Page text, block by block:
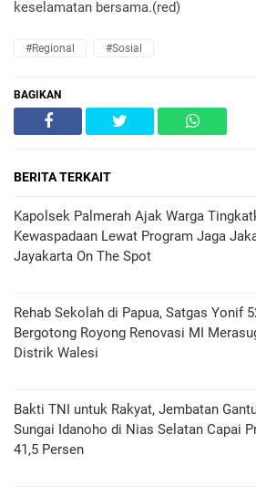
keselamatan bersama.(red)
#Regional #Sosial
BAGIKAN
BERITA TERKAIT
Kapolsek Palmerah Ajak Warga
Kewaspadaan Lewat Program Jaga
Jayakarta On The Spot
Rehab Sekolah di Papua, Satgas Yonif
Bergotong Royong Renovasi MI
Distrik Walesi
Bakti TNI untuk Rakyat, Jembatan
Sungai Idanoho di Nias Selatan Capai
41,5 Persen